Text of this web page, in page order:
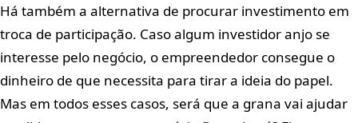
Há também a alternativa de procurar investimento em
troca de participação. Caso algum investidor anjo se
interesse pelo negócio, o empreendedor consegue o
dinheiro de que necessita para tirar a ideia do papel.
Mas em todos esses casos, será que a grana vai ajudar